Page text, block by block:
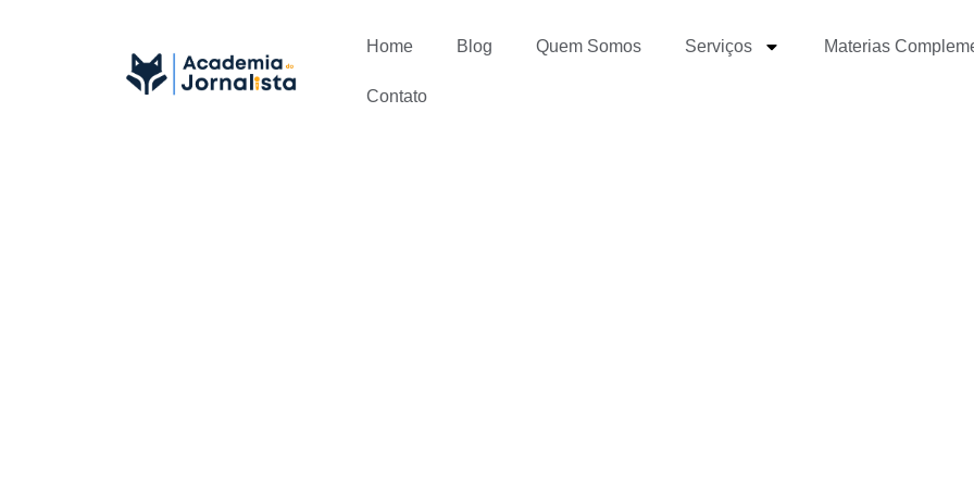
Home Blog Quem Somos Serviços Materias
Contato